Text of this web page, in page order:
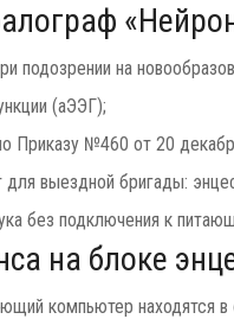
подозрении на
(аЭЭГ);
Приказу №460 от 20
для выездной бригады:
без подключения к
на блоке
компьютер находятся